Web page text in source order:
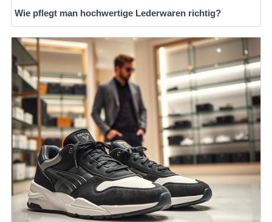
Wie pflegt man hochwertige Lederwaren richtig?